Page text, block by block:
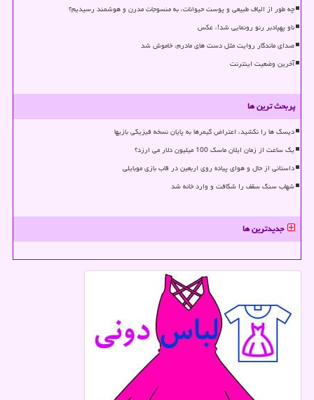
چه طور از الیاف طبیعی و پوست حیوانات، به منسوجات مدرن و هوشمند رسیدیم؟
ناو پهپادبر رنو رونمایی شد!، عکس
صدای ماندگار روایت مثل دست های مادرم، خاموش شد
آخرین وضعیت اینترنت
پربحث ترین ها
دیسک ها را نکشید، اعتراض گیمرها به پایان نسخه فیزیکی بازیها
یک ساعت از زمان ایلان ماسک 100 میلیون دلار می ارزد؟
داستانی از حال و هوای پیاده روی اربعین در قاب بازی موبایلی
شهاب سنگ سقف را شکافت و وارد خانه شد
جدیدترین ها